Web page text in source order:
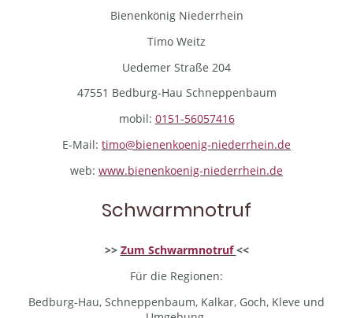
Bienenkönig Niederrhein
Timo Weitz
Uedemer Straße 204
47551 Bedburg-Hau Schneppenbaum
mobil: 0151-56057416
E-Mail: timo@bienenkoenig-niederrhein.de
web: www.bienenkoenig-niederrhein.de
Schwarmnotruf
>> Zum Schwarmnotruf<<
Für die Regionen:
Bedburg-Hau, Schneppenbaum, Kalkar, Goch, Kleve und